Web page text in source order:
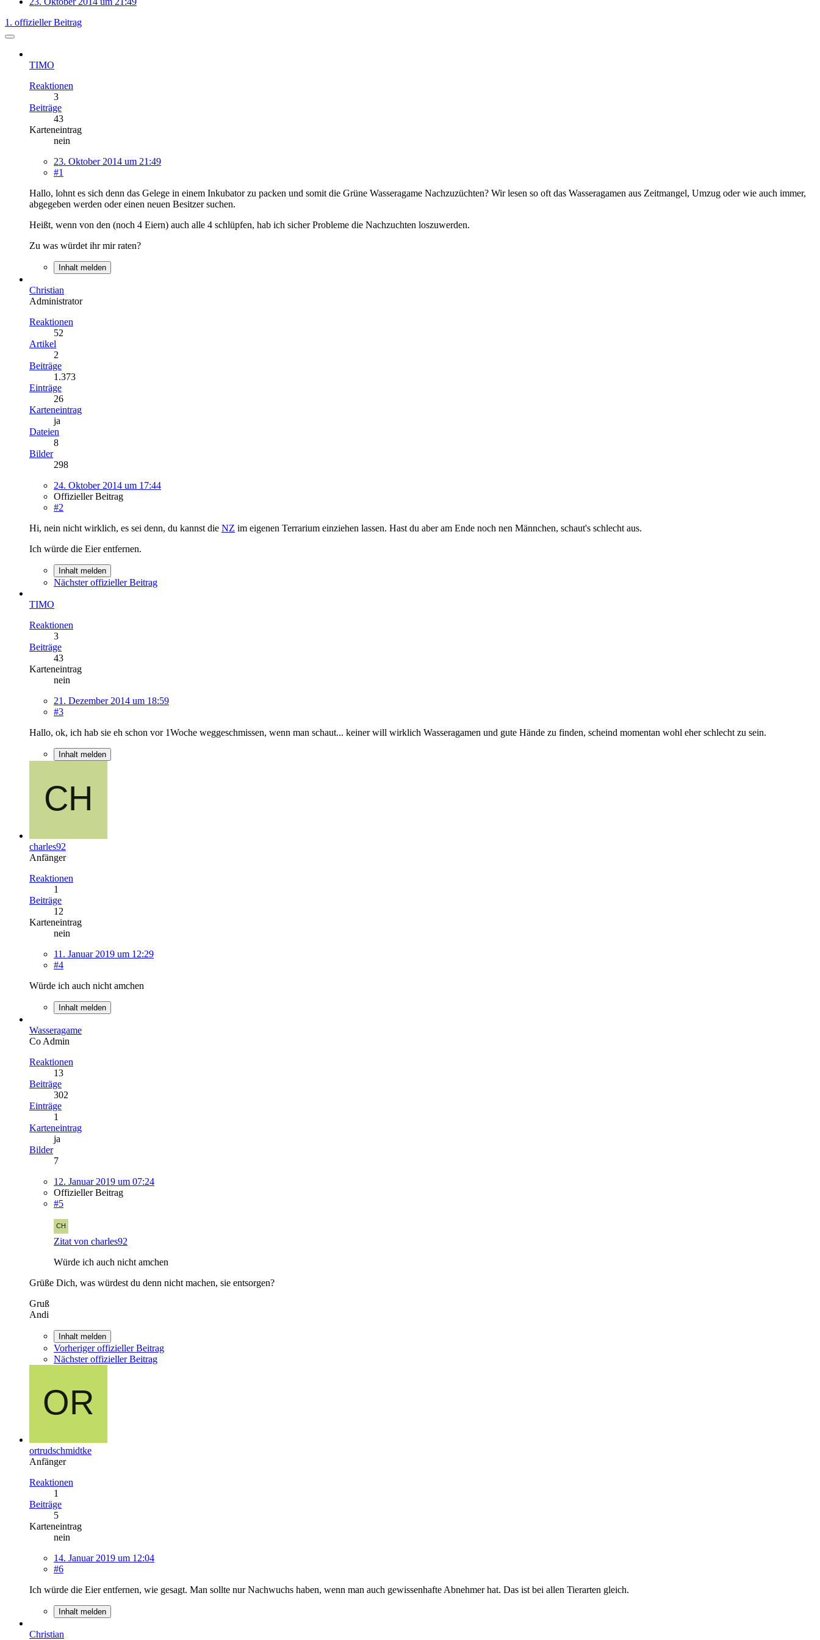
1. offizieller Beitrag
TIMO
Reaktionen
3
Beiträge
43
Karteneintrag
nein
23. Oktober 2014 um 21:49
#1
Hallo, lohnt es sich denn das Gelege in einem Inkubator zu packen und somit die Grüne Wasseragame Nachzuzüchten? Wir lesen so oft das Wasseragamen aus Zeitmangel, Umzug oder wie auch immer,
abgegeben werden oder einen neuen Besitzer suchen.
Heißt, wenn von den (noch 4 Eiern) auch alle 4 schlüpfen, hab ich sicher Probleme die Nachzuchten loszuwerden.
Zu was würdet ihr mir raten?
Inhalt melden
Christian
Administrator
Reaktionen
52
Artikel
2
Beiträge
1.373
Einträge
26
Karteneintrag
ja
Dateien
8
Bilder
298
24. Oktober 2014 um 17:44
Offizieller Beitrag
#2
Hi, nein nicht wirklich, es sei denn, du kannst die NZ im eigenen Terrarium einziehen lassen. Hast du aber am Ende noch nen Männchen, schaut's schlecht aus.
Ich würde die Eier entfernen.
Inhalt melden
Nächster offizieller Beitrag
TIMO
Reaktionen
3
Beiträge
43
Karteneintrag
nein
21. Dezember 2014 um 18:59
#3
Hallo, ok, ich hab sie eh schon vor 1Woche weggeschmissen, wenn man schaut... keiner will wirklich Wasseragamen und gute Hände zu finden, scheind momentan wohl eher schlecht zu sein.
Inhalt melden
charles92
Anfänger
Reaktionen
1
Beiträge
12
Karteneintrag
nein
11. Januar 2019 um 12:29
#4
Würde ich auch nicht amchen
Inhalt melden
Wasseragame
Co Admin
Reaktionen
13
Beiträge
302
Einträge
1
Karteneintrag
ja
Bilder
7
12. Januar 2019 um 07:24
Offizieller Beitrag
#5
Zitat von charles92
Würde ich auch nicht amchen
Grüße Dich, was würdest du denn nicht machen, sie entsorgen?
Gruß
Andi
Inhalt melden
Vorheriger offizieller Beitrag
Nächster offizieller Beitrag
ortrudschmidtke
Anfänger
Reaktionen
1
Beiträge
5
Karteneintrag
nein
14. Januar 2019 um 12:04
#6
Ich würde die Eier entfernen, wie gesagt. Man sollte nur Nachwuchs haben, wenn man auch gewissenhafte Abnehmer hat. Das ist bei allen Tierarten gleich.
Inhalt melden
Christian